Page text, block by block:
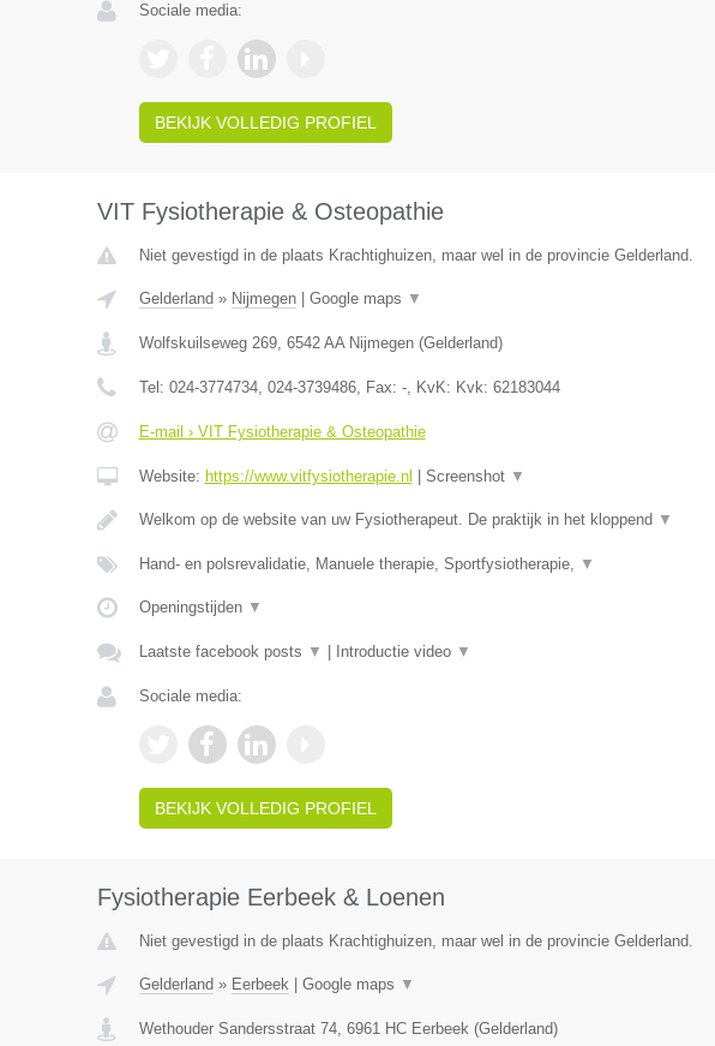
Sociale media:
BEKIJK VOLLEDIG PROFIEL
VIT Fysiotherapie & Osteopathie
Niet gevestigd in de plaats Krachtighuizen, maar wel in de provincie Gelderland.
Gelderland » Nijmegen| Google maps ▼
Wolfskuilseweg 269, 6542 AA Nijmegen(Gelderland)
Tel: 024-3774734, 024-3739486, Fax: -, KvK: Kvk: 62183044
E-mail › VIT Fysiotherapie & Osteopathie
Website: https://www.vitfysiotherapie.nl Screenshot ▼
Welkom op de website van uw Fysiotherapeut. De praktijk in het kloppend ▼
Hand- en polsrevalidatie, Manuele therapie, Sportfysiotherapie, ▼
Openingstijden ▼
Laatste facebook posts ▼ Introductie video ▼
Sociale media:
BEKIJK VOLLEDIG PROFIEL
Fysiotherapie Eerbeek & Loenen
Niet gevestigd in de plaats Krachtighuizen, maar wel in de provincie Gelderland.
Gelderland » Eerbeek| Google maps ▼
Wethouder Sandersstraat 74, 6961 HC Eerbeek(Gelderland)